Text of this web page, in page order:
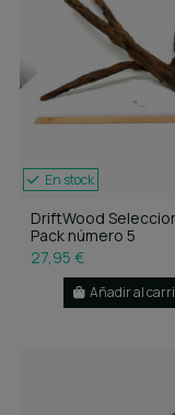
En stock
DriftWood
Pack número 5
27,95 €
Añadir al